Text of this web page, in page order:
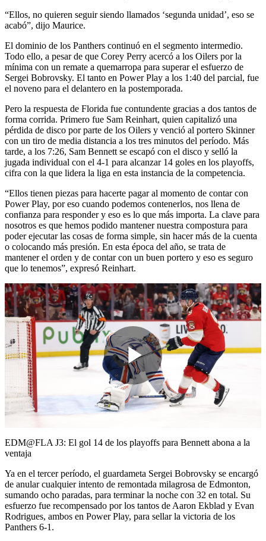
“Ellos, no quieren seguir siendo llamados ‘segunda unidad’, eso se
acabó”, dijo Maurice.
El dominio de los Panthers continuó en el segmento intermedio.
Todo ello, a pesar de que Corey Perry acercó a los Oilers por la
mínima con un remate a quemarropa para superar el esfuerzo de
Sergei Bobrovsky. El tanto en Power Play a los 1:40 del parcial, fue
el noveno para el delantero en la postemporada.
Pero la respuesta de Florida fue contundente gracias a dos tantos de
forma corrida. Primero fue Sam Reinhart, quien capitalizó una
pérdida de disco por parte de los Oilers y venció al portero Skinner
con un tiro de media distancia a los tres minutos del período. Más
tarde, a los 7:26, Sam Bennett se escapó con el disco y selló la
jugada individual con el 4-1 para alcanzar 14 goles en los playoffs,
cifra con la que lidera la liga en esta instancia de la competencia.
“Ellos tienen piezas para hacerte pagar al momento de contar con
Power Play, por eso cuando podemos contenerlos, nos llena de
confianza para responder y eso es lo que más importa. La clave para
nosotros es que hemos podido mantener nuestra compostura para
poder ejecutar las cosas de forma simple, sin hacer más de la cuenta
o colocando más presión. En esta época del año, se trata de
mantener el orden y de contar con un buen portero y eso es seguro
que lo tenemos”, expresó Reinhart.
Play
Video
EDM@FLA J3: El gol 14 de los playoffs para Bennett abona a la
ventaja
Ya en el tercer período, el guardameta Sergei Bobrovsky se encargó
de anular cualquier intento de remontada milagrosa de Edmonton,
sumando ocho paradas, para terminar la noche con 32 en total. Su
esfuerzo fue recompensado por los tantos de Aaron Ekblad y Evan
Rodrigues, ambos en Power Play, para sellar la victoria de los
Panthers 6-1.